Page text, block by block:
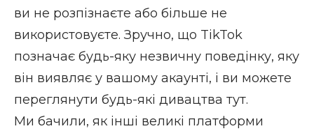
ви не розпізнаєте або більше не
використовуєте. Зручно, що TikTok
позначає будь-яку незвичну поведінку, яку
він виявляє у вашому акаунті, і ви можете
переглянути будь-які дивацтва тут.
Ми бачили, як інші великі платформи